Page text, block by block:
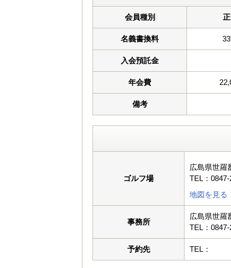
会員種別
名義書換料
入会預託金
年会費
備考
ゴルフ場
広島県世羅
TEL：0847-
地図を見る
事務所
広島県世羅
TEL：0847-
予約先 TEL：